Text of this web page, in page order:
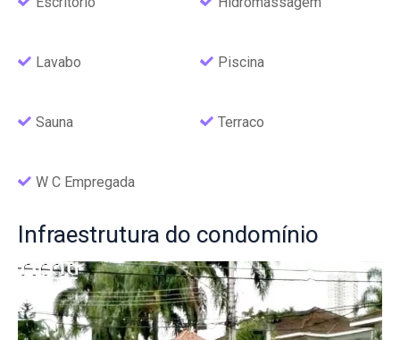
Lavabo Piscina
Sauna Terraco
W C Empregada
Infraestrutura do condomínio